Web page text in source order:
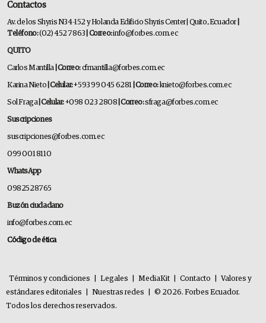
Contactos
Av. de los Shyris N34-152 y Holanda Edificio Shyris Center | Quito, Ecuador
Teléfono:(02) 452 7863 | Correo:info@forbes.com.ec
QUITO
Carlos Mantilla | Correo:cfmantilla@forbes.com.ec
Karina Nieto | Celular:+593 99 045 6281 | Correo:knieto@forbes.com.ec
Sol Fraga| Celular:+098 023 2808 | Correo:sfraga@forbes.com.ec
Suscripciones
suscripciones@forbes.com.ec
099 001 8110
WhatsApp
0982528765
Buzón ciudadano
info@forbes.com.ec
Código de ética
Términos y condiciones Legales MediaKit Contacto
Valores y
estándares editoriales
Nuestras redes
© 2026. Forbes Ecuador.
Todos los derechos reservados.